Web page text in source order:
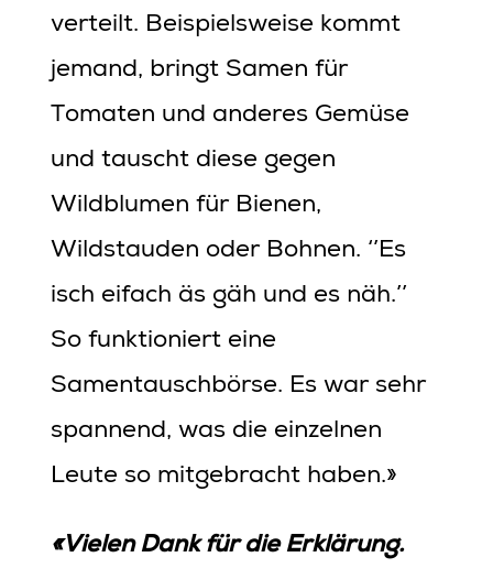
verteilt. Beispielsweise kommt
jemand, bringt Samen für
Tomaten und anderes Gemüse
und tauscht diese gegen
Wildblumen für Bienen,
Wildstauden oder Bohnen. ‘’Es
isch eifach äs gäh und es näh.’’
So funktioniert eine
Samentauschbörse. Es war sehr
spannend, was die einzelnen
Leute so mitgebracht haben.»
«Vielen Dank für die Erklärung.